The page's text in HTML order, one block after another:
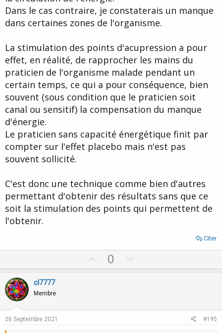
Dans le cas contraire, je constaterais un manque
dans certaines zones de l'organisme.
La stimulation des points d'acupression a pour
effet, en réalité, de rapprocher les mains du
praticien de l'organisme malade pendant un
certain temps, ce qui a pour conséquence, bien
souvent (sous condition que le praticien soit
canal ou sensitif) la compensation du manque
d'énergie.
Le praticien sans capacité énergétique finit par
compter sur l'effet placebo mais n'est pas
souvent sollicité.
C'est donc une technique comme bien d'autres
permettant d'obtenir des résultats sans que ce
soit la stimulation des points qui permettent de
l'obtenir.
Citer
p
t
0
o
v
cl7777
Membre
26 Septembre 2021 #195